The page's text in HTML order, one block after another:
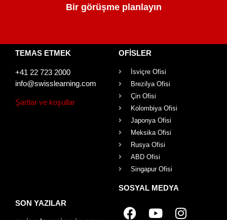
Bir görüşme planlayın
TEMAS ETMEK
+41 22 723 2000
info@swisslearning.com
Şartlar ve koşullar
OFISLER
İsviçre Ofisi
Brezilya Ofisi
Çin Ofisi
Kolombiya Ofisi
Japonya Ofisi
Meksika Ofisi
Rusya Ofisi
ABD Ofisi
Singapur Ofisi
SON YAZILAR
SOSYAL MEDYA